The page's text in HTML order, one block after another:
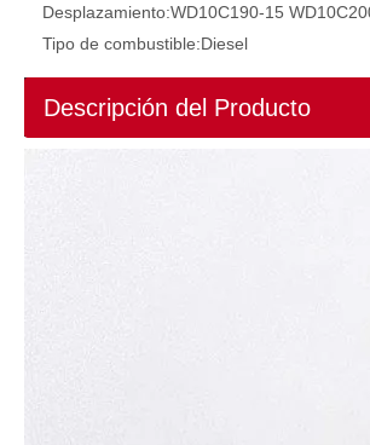
Desplazamiento:WD10C190-15
Tipo de combustible:Diesel
Descripción del Producto